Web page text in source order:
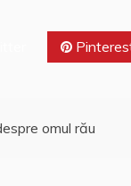
a
z
omul rău